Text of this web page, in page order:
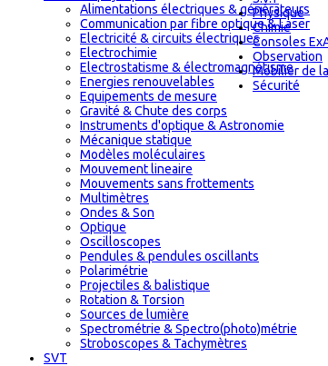
Physique
Chimie
Consoles
Observation
Mobilier de
Sécurité
Alimentations électriques & générateurs
Communication par fibre optique & Laser
Electricité & circuits électriques
Electrochimie
Electrostatisme & électromagnétisme
Energies renouvelables
Equipements de mesure
Gravité & Chute des corps
Instruments d'optique & Astronomie
Mécanique statique
Modèles moléculaires
Mouvement lineaire
Mouvements sans frottements
Multimètres
Ondes & Son
Optique
Oscilloscopes
Pendules & pendules oscillants
Polarimétrie
Projectiles & balistique
Rotation & Torsion
Sources de lumière
Spectrométrie & Spectro(photo)métrie
Stroboscopes & Tachymètres
SVT